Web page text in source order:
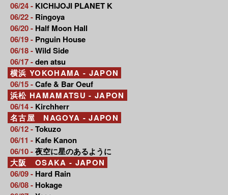
06/24 - KICHIJOJI PLANET K
06/22 - Ringoya
06/20 - Half Moon Hall
06/19 - Pnguin House
06/18 -Wild Side
06/17 -den atsu
横浜 YOKOHAMA - JAPON
06/15 -Cafe & Bar Oeuf
浜松 HAMAMATSU - JAPON
06/14 - Kirchherr
名古屋 NAGOYA - JAPON
06/12 -Tokuzo
06/11 - Kafe Kanon
06/10 -夜空に星のあるように
大阪 OSAKA - JAPON
06/09 - Hard Rain
06/08 - Hokage